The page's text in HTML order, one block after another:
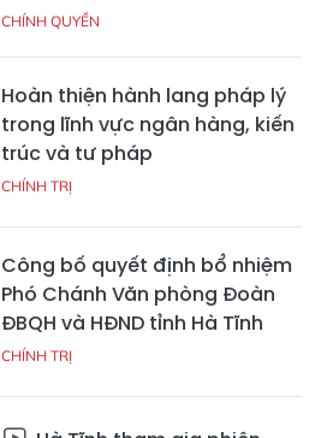
CHÍNH QUYỀN
Hoàn thiện hành lang pháp lý
trong lĩnh vực ngân hàng, kiến
trúc và tư pháp
CHÍNH TRỊ
Công bố quyết định bổ nhiệm
Phó Chánh Văn phòng Đoàn
ĐBQH và HĐND tỉnh Hà Tĩnh
CHÍNH TRỊ